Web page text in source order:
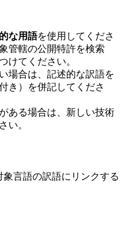
な用語を使用してくださ
管轄の公開特許を検索
けてください。
場合は、記述的な訳語を
き）を併記してくださ
ある場合は、新しい技術
い。
言語の訳語にリンクする